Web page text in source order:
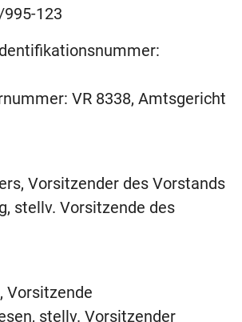
123
VR 8338, Amtsgericht
Vorsitzender des Vorstands
stellv. Vorsitzende des
Vorsitzende
stellv. Vorsitzender